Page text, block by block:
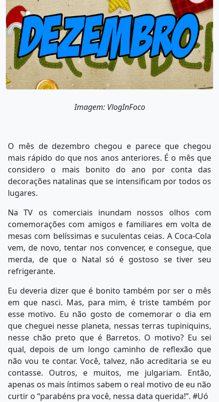
Imagem: VlogInFoco
O mês de dezembro chegou e parece que chegou
mais rápido do que nos anos anteriores. É o mês que
considero o mais bonito do ano por conta das
decorações natalinas que se intensificam por todos os
lugares.
Na TV os comerciais inundam nossos olhos com
comemorações com amigos e familiares em volta de
mesas com belíssimas e suculentas ceias. A Coca-Cola
vem, de novo, tentar nos convencer, e consegue, que
merda, de que o Natal só é gostoso se tiver seu
refrigerante.
Eu deveria dizer que é bonito também por ser o mês
em que nasci. Mas, para mim, é triste também por
esse motivo. Eu não gosto de comemorar o dia em
que cheguei nesse planeta, nessas terras tupiniquins,
nesse chão preto que é Barretos. O motivo? Eu sei
qual, depois de um longo caminho de reflexão que
não vou te contar. Você, talvez, não acreditaria se eu
contasse. Outros, e muitos, me julgariam. Então,
apenas os mais íntimos sabem o real motivo de eu não
curtir o “parabéns pra você, nessa data querida!”. #Uó